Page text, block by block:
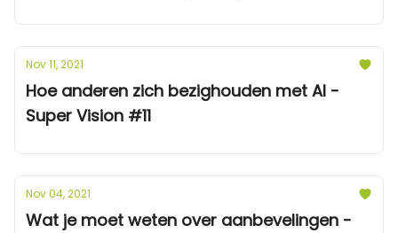
Nov 11, 2021
Hoe anderen zich bezighouden met AI -
Super Vision #11
Nov 04, 2021
Wat je moet weten over aanbevelingen -